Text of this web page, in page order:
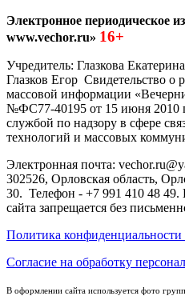
Электронное периодическое
www.vechor.ru» 16+
Учредитель: Глазкова
Глазков Егор Свидетельство о
массовой информации
№ФС77-40195 от 15 июня 2010
службой по надзору в сфере
технологий и массовых
Электронная почта:
302526, Орловская область,
30. Телефон - +7 991 410 48 49.
сайта запрещается без
Политика
Согласие на обработку
В оформлении сайта используется фото